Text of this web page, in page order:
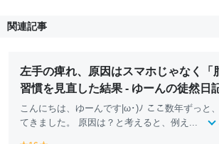
関連記事
左手の痺れ、原因はスマホじゃなく「
習慣を見直した結果 - ゆーんの徒然日
こんにちは、ゆーんです|ω･)ﾉ ここ数年ずっと
てきました。 原因は？と考えると、例え...